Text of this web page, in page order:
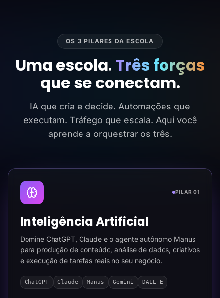
OS 3 PILARES DA ESCOLA
Uma escola. Três forças
que se conectam.
IA que cria e decide. Automações que
executam. Tráfego que escala. Aqui você
aprende a orquestrar os três.
PILAR 01
Inteligência Artificial
Domine ChatGPT, Claude e o agente autônomo Manus
para produção de conteúdo, análise de dados, criativos
e execução de tarefas reais no seu negócio.
ChatGPT Claude Manus Gemini DALL-E